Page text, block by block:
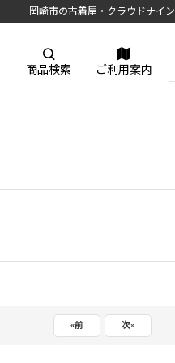
岡崎市の古着屋・クラウドナイン
商品検索 ご利用案内
«前 次»